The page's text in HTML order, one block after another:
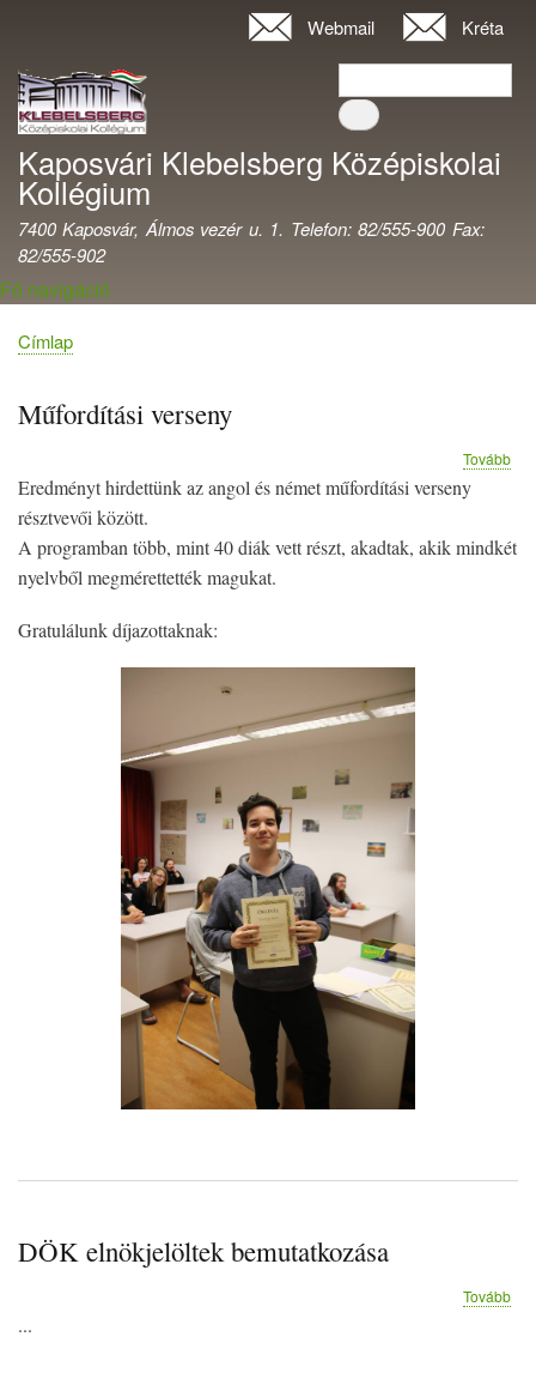
Ugrás
a
fiók
menüje
Webmail Kréta
Keresés
Kaposvári Klebelsberg Középiskolai
Kollégium
7400 Kaposvár, Álmos vezér u. 1. Telefon: 82/555-900 Fax:
82/555-902
Fő navigáció
Morzsa
Címlap
Műfordítási verseny
Tovább
Eredményt hirdettünk az angol és német műfordítási verseny
résztvevői között.
A programban több, mint 40 diák vett részt, akadtak, akik mindkét
nyelvből megmérettették magukat.
Gratulálunk díjazottaknak:
DÖK elnökjelöltek bemutatkozása
Tovább
...